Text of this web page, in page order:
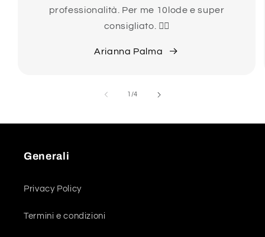
professionalità. Per me 10lode e super
consigliato. 👍🏻
Arianna Palma
1 /su
4
Generali
Privacy Policy
Termini e condizioni